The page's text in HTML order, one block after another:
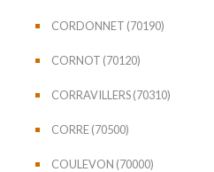
CORDONNET (70190)
CORNOT (70120)
CORRAVILLERS (70310)
CORRE (70500)
COULEVON (70000)